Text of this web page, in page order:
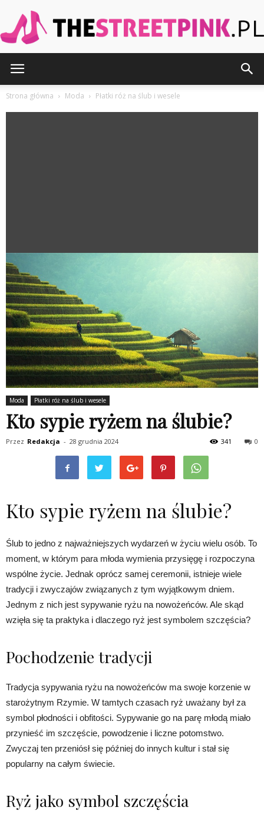
Strona główna Moda Płatki róż na ślub i wesele
Moda Płatki róż na ślub i wesele
Kto sypie ryżem na ślubie?
Przez Redakcja - 28 grudnia 2024 0
341
Kto sypie ryżem na ślubie?
Ślub to jedno z najważniejszych wydarzeń w życiu wielu osób. To
moment, w którym para młoda wymienia przysięgę i rozpoczyna
wspólne życie. Jednak oprócz samej ceremonii, istnieje wiele
tradycji i zwyczajów związanych z tym wyjątkowym dniem.
Jednym z nich jest sypywanie ryżu na nowożeńców. Ale skąd
wzięła się ta praktyka i dlaczego ryż jest symbolem szczęścia?
Pochodzenie tradycji
Tradycja sypywania ryżu na nowożeńców ma swoje korzenie w
starożytnym Rzymie. W tamtych czasach ryż uważany był za
symbol płodności i obfitości. Sypywanie go na parę młodą miało
przynieść im szczęście, powodzenie i liczne potomstwo.
Zwyczaj ten przeniósł się później do innych kultur i stał się
popularny na całym świecie.
Ryż jako symbol szczęścia